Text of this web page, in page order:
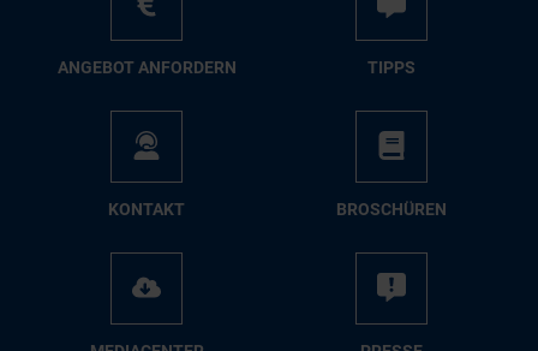
AN­GE­BOT AN­FOR­DERN TIPPS
KON­TAKT BRO­SCHÜ­REN